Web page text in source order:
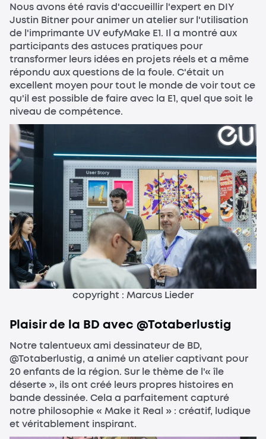
Nous avons été ravis d'accueillir l'expert en DIY
Justin Bitner pour animer un atelier sur l'utilisation
de l'imprimante UV eufyMake E1. Il a montré aux
participants des astuces pratiques pour
transformer leurs idées en projets réels et a même
répondu aux questions de la foule. C'était un
excellent moyen pour tout le monde de voir tout ce
qu'il est possible de faire avec la E1, quel que soit le
niveau de compétence.
copyright : Marcus Lieder
Plaisir de la BD avec @Totaberlustig
Notre talentueux ami dessinateur de BD,
@Totaberlustig, a animé un atelier captivant pour
20 enfants de la région. Sur le thème de l'« île
déserte », ils ont créé leurs propres histoires en
bande dessinée. Cela a parfaitement capturé
notre philosophie « Make it Real » : créatif, ludique
et véritablement inspirant.